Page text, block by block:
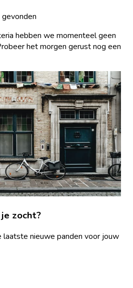
hebben we momenteel geen
het morgen gerust nog een
zocht?
laatste nieuwe panden voor jouw